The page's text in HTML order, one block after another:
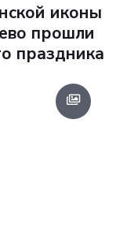
иконы
прошли
праздника